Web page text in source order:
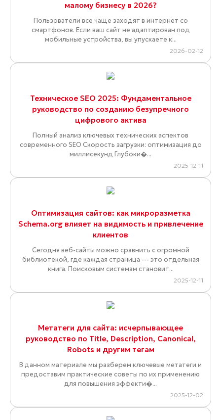
малому бизнесу в 2026?
Пользователи все чаще заходят в интернет со
смартфонов. Если ваш сайт не адаптирован под
мобильные устройства, вы упускаете к...
2026-02-12
Техническое SEO 2025: Фундаментальное
руководство по созданию безупречного
цифрового актива
Полный анализ ключевых технических аспектов
современного SEO Скорость загрузки: оптимизация до
миллисекунд Глубоки�...
2025-12-11
Оптимизация сайтов: как микроразметка
Schema.org влияет на видимость и привлечение
клиентов
Сегодня веб-сайты можно сравнить с огромной
библиотекой, где каждая страница --- это отдельная
книга. Поисковым системам становит...
2025-12-11
Метатеги для сайта: исчерпывающее
руководство по Title, Description, Canonical,
Robots и другим тегам
В данном материале мы разберем ключевые метатеги и
предоставим практические советы по их применению
для повышения эффекти�...
2025-12-02